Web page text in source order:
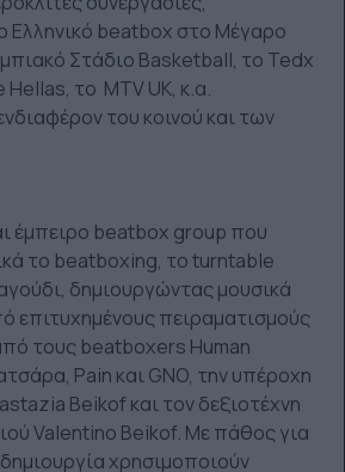
Ελληνικό beatbox στο Μέγαρο
Στάδιο Basketball, το Tedx
το MTV UK, κ.α.
του κοινού και των
έμπειρο beatbox group που
το beatboxing, το turntable
δημιουργώντας μουσικά
επιτυχημένους πειραματισμούς
τους beatboxers Human
Pain και GNO, την υπέροχη
Beikof και τον δεξιοτέχνη
Valentino Beikof. Mε πάθος για
χρησιμοποιούν